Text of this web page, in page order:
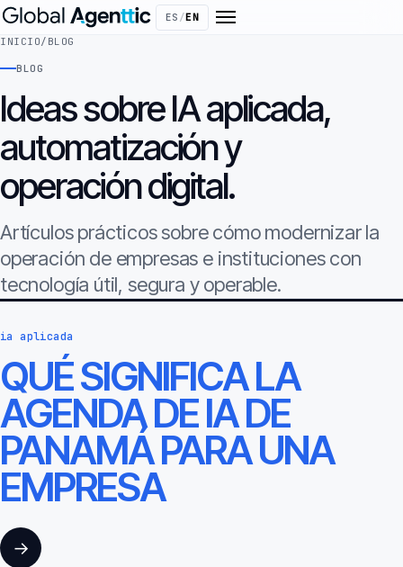
ES /EN
INICIO/ BLOG
BLOG
Ideas sobre IA aplicada,
automatización y
operación digital.
Artículos prácticos sobre cómo modernizar la
operación de empresas e instituciones con
tecnología útil, segura y operable.
ia aplicada
QUÉ SIGNIFICA LA
AGENDA DE IA DE
PANAMÁ PARA UNA
EMPRESA
→